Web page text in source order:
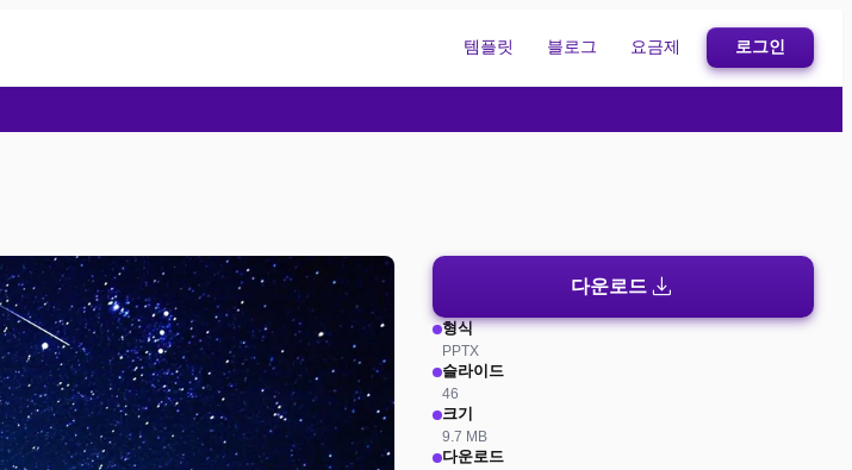
템플릿 블로그 요금제 로그인
다운로드 download
형식
PPTX
슬라이드
46
크기
9.7 MB
다운로드